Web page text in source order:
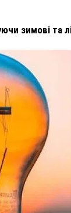
зимові та